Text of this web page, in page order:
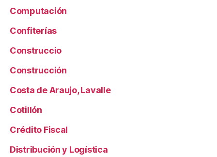
Computación
Confiterías
Construccio
Construcción
Costa de Araujo, Lavalle
Cotillón
Crédito Fiscal
Distribución y Logística